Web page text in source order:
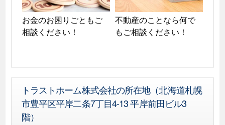
お金のお困りごともご
相談ください！
不動産のことなら何で
もご相談ください！
トラストホーム株式会社の所在地（北海道札幌
市豊平区平岸二条7丁目4-13 平岸前田ビル3
階）